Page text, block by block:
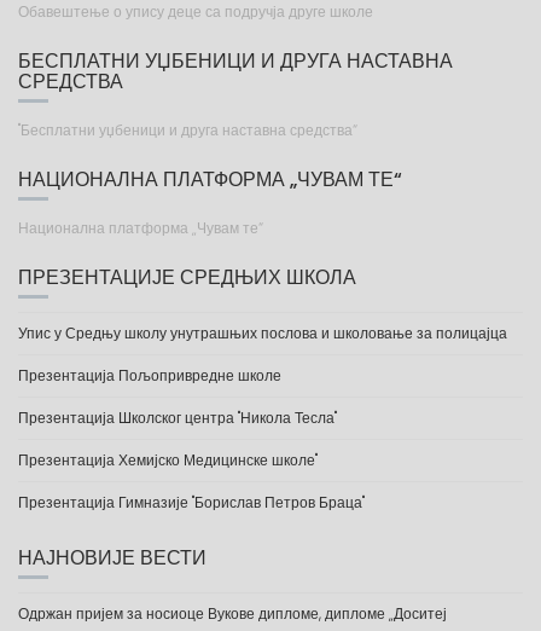
Обавештење о упису деце са подручја друге школе
БЕСПЛАТНИ УЏБЕНИЦИ И ДРУГА НАСТАВНА
СРЕДСТВА
"Бесплатни уџбеници и друга наставна средства“
НАЦИОНАЛНА ПЛАТФОРМА „ЧУВАМ ТЕ“
Национална платформа „Чувам те“
ПРЕЗЕНТАЦИЈЕ СРЕДЊИХ ШКОЛА
Упис у Средњу школу унутрашњих послова и школовање за полицајца
Презентација Пољопривредне школе
Презентација Школског центра "Никола Тесла"
Презентација Хемијско Медицинске школе"
Презентација Гимназије "Борислав Петров Браца"
НАЈНОВИЈЕ ВЕСТИ
Одржан пријем за носиоце Вукове дипломе, дипломе „Доситеј